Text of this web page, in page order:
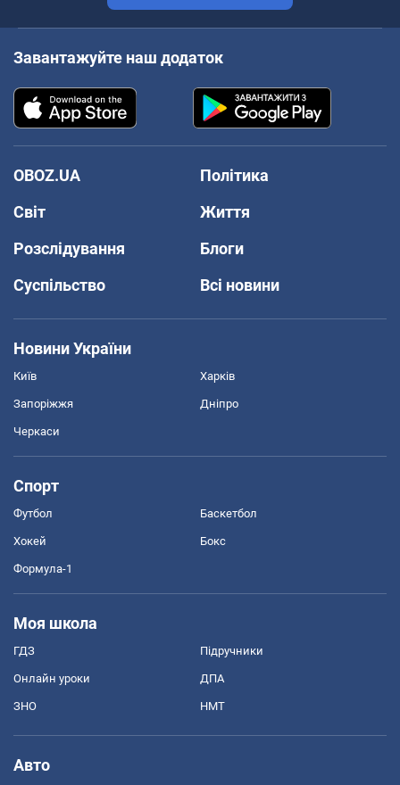
Завантажуйте наш додаток
OBOZ.UA
Політика
Світ
Життя
Розслідування
Блоги
Суспільство
Всі новини
Новини України
Київ Харків
Запоріжжя Дніпро
Черкаси
Спорт
Футбол Баскетбол
Хокей Бокс
Формула-1
Моя школа
ГДЗ Підручники
Онлайн уроки ДПА
ЗНО НМТ
Авто